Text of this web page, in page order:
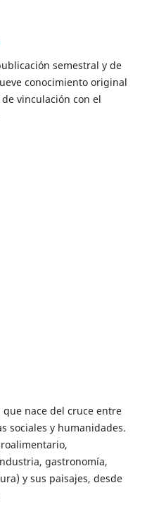
semestral y de
conocimiento original
vinculación con el
nace del cruce entre
sociales y humanidades.
gastronomía,
y sus paisajes, desde